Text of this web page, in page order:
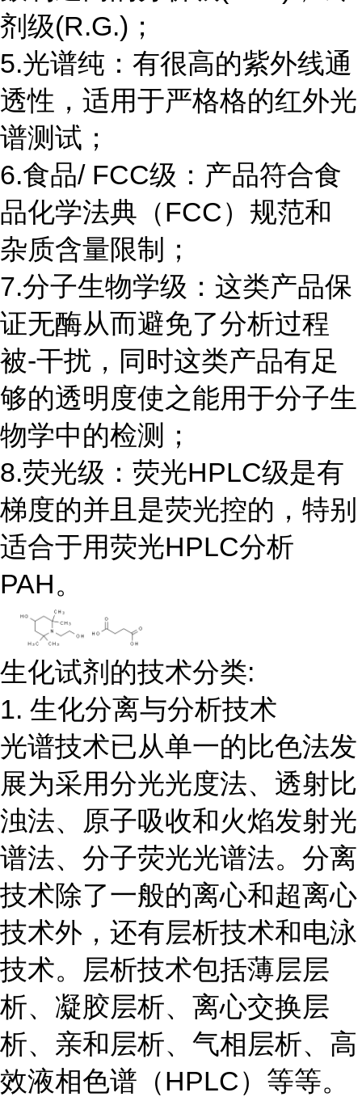
剂级(R.G.)；
5.光谱纯：有很高的紫外线通
透性，适用于严格格的红外光
谱测试；
6.食品/ FCC级：产品符合食
品化学法典（FCC）规范和
杂质含量限制；
7.分子生物学级：这类产品保
证无酶从而避免了分析过程
被-干扰，同时这类产品有足
够的透明度使之能用于分子生
物学中的检测；
8.荧光级：荧光HPLC级是有
梯度的并且是荧光控的，特别
适合于用荧光HPLC分析
PAH。
生化试剂的技术分类:
1. 生化分离与分析技术
光谱技术已从单一的比色法发
展为采用分光光度法、透射比
浊法、原子吸收和火焰发射光
谱法、分子荧光光谱法。分离
技术除了一般的离心和超离心
技术外，还有层析技术和电泳
技术。层析技术包括薄层层
析、凝胶层析、离心交换层
析、亲和层析、气相层析、高
效液相色谱（HPLC）等等。